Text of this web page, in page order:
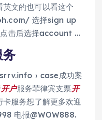
文的也可以看这个
选择sign up
击后选择account …
› case成功案
开户服务菲律宾支票开
卡服务想了解更多欢迎
电报@WOW888.